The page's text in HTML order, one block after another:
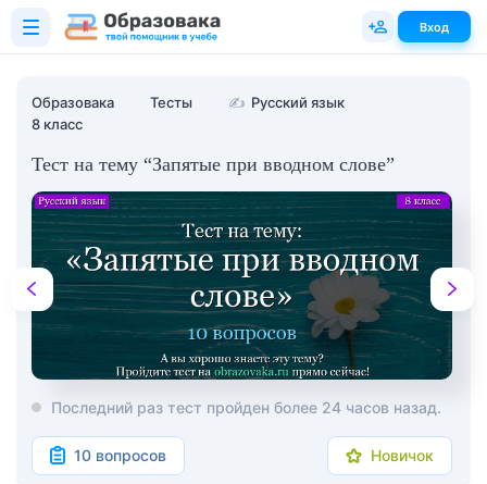
Образовака Тесты ✍ Русский язык
8 класс
Тест на тему “Запятые при вводном слове”
Последний раз тест пройден более 24 часов назад.
10 вопросов Новичок
Вход